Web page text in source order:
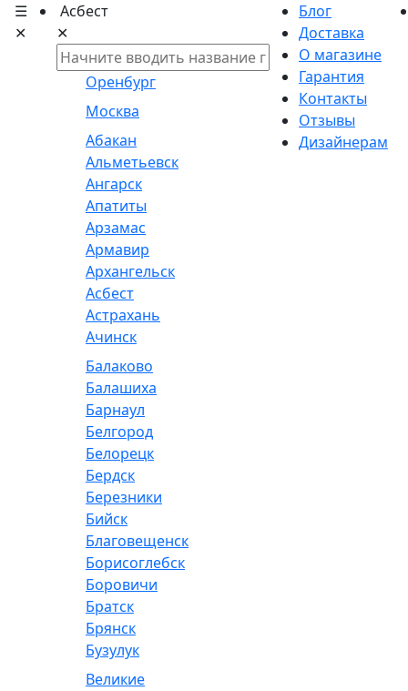
☰
✕
Асбест
✕
Оренбург
Москва
Абакан
Альметьевск
Ангарск
Апатиты
Арзамас
Армавир
Архангельск
Асбест
Астрахань
Ачинск
Балаково
Балашиха
Барнаул
Белгород
Белорецк
Бердск
Березники
Бийск
Благовещенск
Борисоглебск
Боровичи
Братск
Брянск
Бузулук
Великие
Блог
Доставка
О магазине
Гарантия
Контакты
Отзывы
Дизайнерам